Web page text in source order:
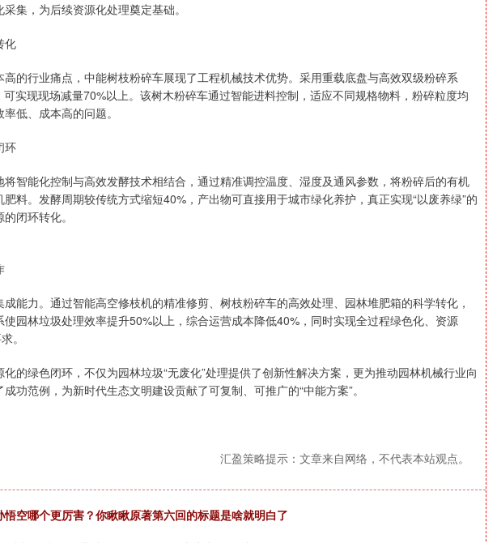
集，为后续资源化处理奠定基础。
化
的行业痛点，中能树枝粉碎车展现了工程机械技术优势。采用重载底盘与高效双级粉碎系
实现现场减量70%以上。该树木粉碎车通过智能进料控制，适应不同规格物料，粉碎粒度均
低、成本高的问题。
环
智能化控制与高效发酵技术相结合，通过精准调控温度、湿度及通风参数，将粉碎后的有机
料。发酵周期较传统方式缩短40%，产出物可直接用于城市绿化养护，真正实现“以废养绿”的
闭环转化。
能力。通过智能高空修枝机的精准修剪、树枝粉碎车的高效处理、园林堆肥箱的科学转化，
园林垃圾处理效率提升50%以上，综合运营成本降低40%，同时实现全过程绿色化、资源
。
的绿色闭环，不仅为园林垃圾“无废化”处理提供了创新性解决方案，更为推动园林机械行业向
功范例，为新时代生态文明建设贡献了可复制、可推广的“中能方案”。
汇盈策略提示：文章来自网络，不代表本站观点。
悟空哪个更厉害？你瞅瞅原著第六回的标题是啥就明白了